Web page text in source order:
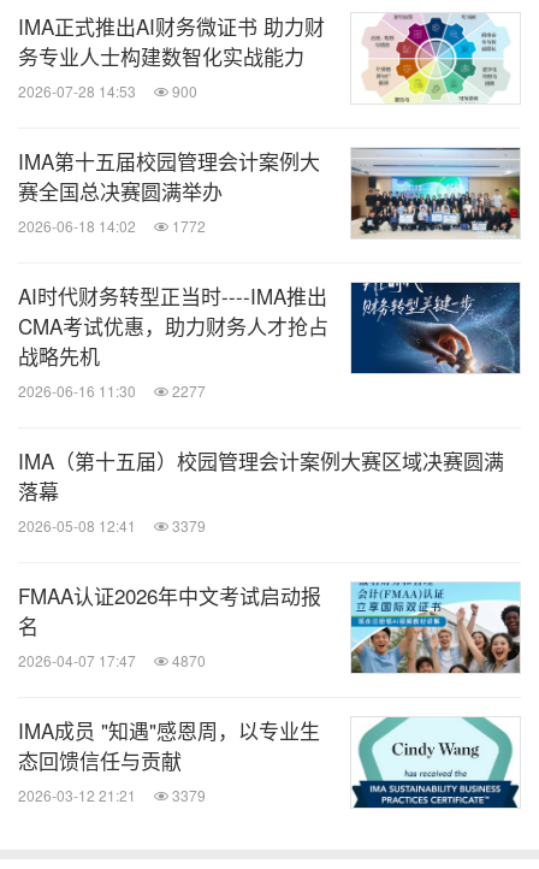
IMA正式推出AI财务微证书 助力财
务专业人士构建数智化实战能力
2026-07-28 14:53 900
IMA第十五届校园管理会计案例大
赛全国总决赛圆满举办
2026-06-18 14:02 1772
AI时代财务转型正当时----IMA推出
CMA考试优惠，助力财务人才抢占
战略先机
2026-06-16 11:30 2277
IMA（第十五届）校园管理会计案例大赛区域决赛圆满
落幕
2026-05-08 12:41 3379
FMAA认证2026年中文考试启动报
名
2026-04-07 17:47 4870
IMA成员 "知遇"感恩周，以专业生
态回馈信任与贡献
2026-03-12 21:21 3379